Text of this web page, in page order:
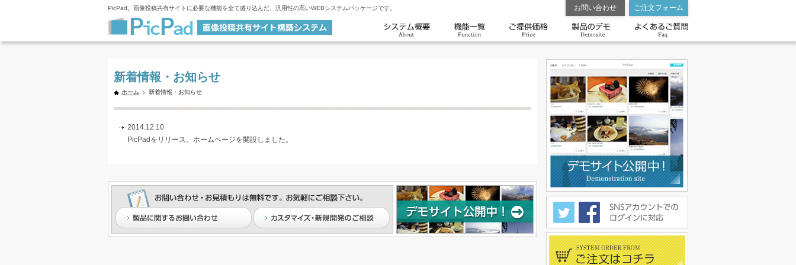
PicPad。画像投稿共有サイトに必要な機能を全て盛り込んだ、汎用性の高いWEBシステムパッケージです。 お問い合わせ ご注文フォーム
新着情報・お知らせ
ホーム 新着情報・お知らせ
2014.12.10
PicPadをリリース、ホームページを開設しました。